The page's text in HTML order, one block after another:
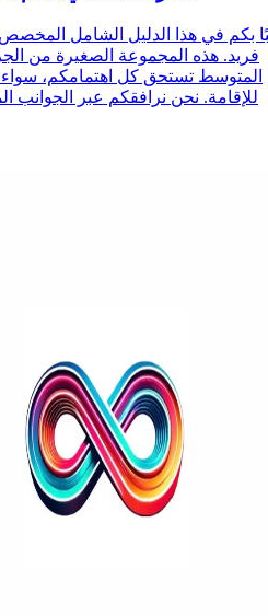
بكم في هذا الدليل الشامل
فريد. هذه المجموعة الصغيرة من
المتوسط تستحق كل اهتمامكم،
للإقامة. نحن نرافقكم عبر الجوانب